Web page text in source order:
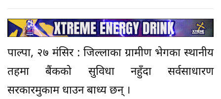
पाल्पा, २७ मंसिर : जिल्लाका ग्रामीण भेगका स्थानीय
तहमा बैंकको सुविधा नहुँदा सर्वसाधारण
सरकारमुकाम धाउन बाध्य छन् ।